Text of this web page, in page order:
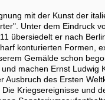
mit der Kunst der
Unter dem Eindruck
übersiedelt er nach
konturierten Formen,
Gemälde schon
machen Ernst
Ausbruch des Ersten
Kriegsereignisse und